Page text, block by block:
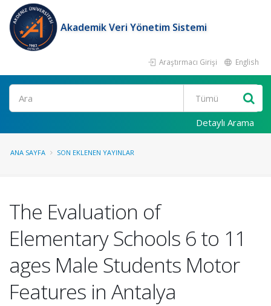
Akademik Veri Yönetim Sistemi
Araştırmacı Girişi English
Ara
Detaylı Arama
ANA SAYFA SON EKLENEN YAYINLAR
The Evaluation of
Elementary Schools 6 to 11
ages Male Students Motor
Features in Antalya